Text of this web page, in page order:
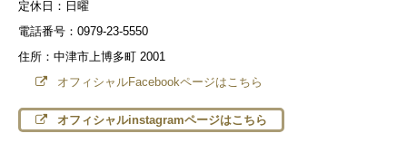
定休日：日曜
電話番号：0979-23-5550
住所：中津市上博多町 2001
オフィシャルFacebookページはこちら
オフィシャルinstagramページはこちら